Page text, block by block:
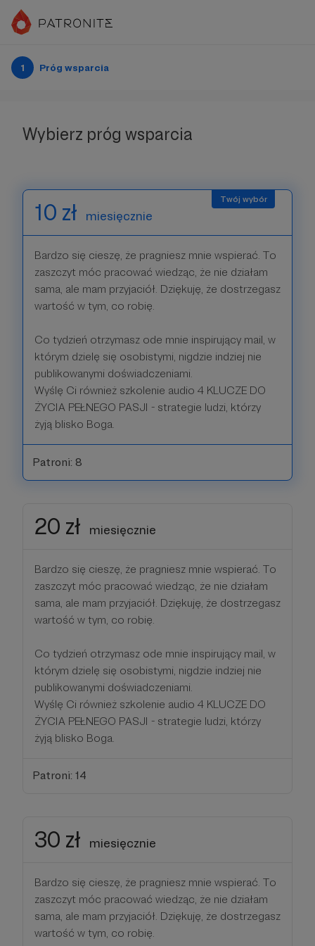
1 Próg wsparcia
Wybierz próg wsparcia
10 zł miesięcznie
Bardzo się cieszę, że pragniesz mnie wspierać. To
zaszczyt móc pracować wiedząc, że nie działam
sama, ale mam przyjaciół. Dziękuję, że dostrzegasz
wartość w tym, co robię.
Co tydzień otrzymasz ode mnie inspirujący mail, w
którym dzielę się osobistymi, nigdzie indziej nie
publikowanymi doświadczeniami.
Wyślę Ci również szkolenie audio 4 KLUCZE DO
ŻYCIA PEŁNEGO PASJI - strategie ludzi, którzy
żyją blisko Boga.
Patroni: 8
20 zł miesięcznie
Bardzo się cieszę, że pragniesz mnie wspierać. To
zaszczyt móc pracować wiedząc, że nie działam
sama, ale mam przyjaciół. Dziękuję, że dostrzegasz
wartość w tym, co robię.
Co tydzień otrzymasz ode mnie inspirujący mail, w
którym dzielę się osobistymi, nigdzie indziej nie
publikowanymi doświadczeniami.
Wyślę Ci również szkolenie audio 4 KLUCZE DO
ŻYCIA PEŁNEGO PASJI - strategie ludzi, którzy
żyją blisko Boga.
Patroni: 14
30 zł miesięcznie
Bardzo się cieszę, że pragniesz mnie wspierać. To
zaszczyt móc pracować wiedząc, że nie działam
sama, ale mam przyjaciół. Dziękuję, że dostrzegasz
wartość w tym, co robię.